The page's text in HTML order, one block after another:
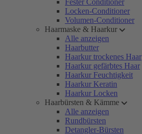
Fester Conditioner
Locken-Conditioner
Volumen-Conditioner
Haarmaske & Haarkur
Alle anzeigen
Haarbutter
Haarkur trockenes Haar
Haarkur gefärbtes Haar
Haarkur Feuchtigkeit
Haarkur Keratin
Haarkur Locken
Haarbürsten & Kämme
Alle anzeigen
Rundbürsten
Detangler-Bürsten